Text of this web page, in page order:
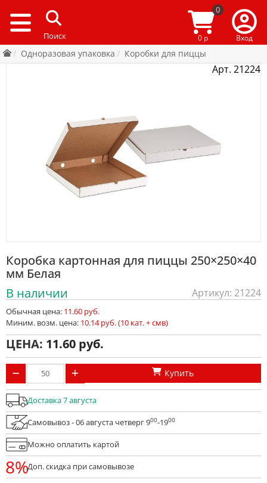
0
0 р Вход
Одноразовая упаковка Коробки для пиццы
Арт. 21224
Коробка картонная для пиццы 250×250×40
мм Белая
В наличии
Артикул: 21224
Обычная цена: 11.60 руб.
Миним. возм. цена: 10.14 руб. (10 кат. + смв)
ЦЕНА: 11.60
Купить
Доставка 7 августа
Самовывоз - 06 августа четверг 900-1900
Можно оплатить картой
8%Доп. скидка при самовывозе